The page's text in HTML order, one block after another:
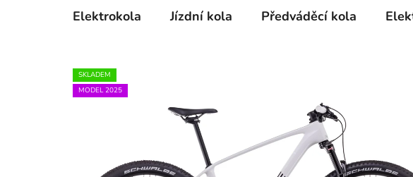
Elektrokola Jízdní kola Předváděcí kola
SKLADEM
MODEL 2025